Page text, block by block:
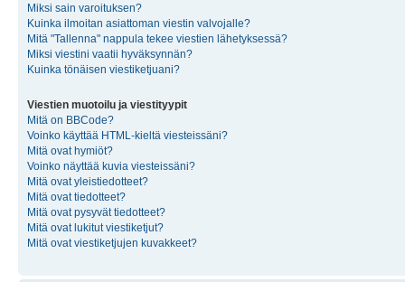
Miksi sain varoituksen?
Kuinka ilmoitan asiattoman viestin valvojalle?
Mitä "Tallenna" nappula tekee viestien lähetyksessä?
Miksi viestini vaatii hyväksynnän?
Kuinka tönäisen viestiketjuani?
Viestien muotoilu ja viestityypit
Mitä on BBCode?
Voinko käyttää HTML-kieltä viesteissäni?
Mitä ovat hymiöt?
Voinko näyttää kuvia viesteissäni?
Mitä ovat yleistiedotteet?
Mitä ovat tiedotteet?
Mitä ovat pysyvät tiedotteet?
Mitä ovat lukitut viestiketjut?
Mitä ovat viestiketjujen kuvakkeet?